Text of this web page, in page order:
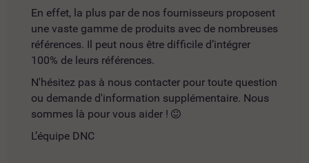
En effet, la plus par de nos fournisseurs proposent
une vaste gamme de produits avec de nombreuses
références. Il peut nous être difficile d’intégrer
100% de leurs références.
N'hésitez pas à nous contacter pour toute question
ou demande d'information supplémentaire. Nous
sommes là pour vous aider !
L’équipe DNC